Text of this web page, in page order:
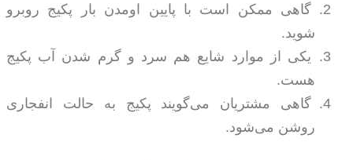
گاهی ممکن است با پایین اومدن بار پکیج روبرو
شوید.
یکی از موارد شایع هم سرد و گرم شدن آب پکیج
هست.
گاهی مشتریان می‌گویند پکیج به حالت انفجاری
روشن می‌شود.